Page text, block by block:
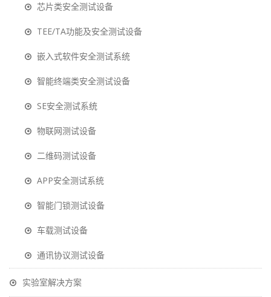
芯片类安全测试设备
TEE/TA功能及安全测试设备
嵌入式软件安全测试系统
智能终端类安全测试设备
SE安全测试系统
物联网测试设备
二维码测试设备
APP安全测试系统
智能门锁测试设备
车载测试设备
通讯协议测试设备
实验室解决方案